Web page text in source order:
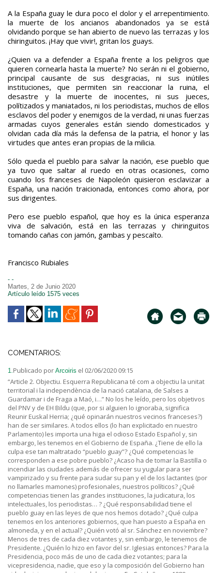
A la España guay le dura poco el dolor y el arrepentimiento.
la muerte de los ancianos abandonados ya se está
olvidando porque se han abierto de nuevo las terrazas y los
chiringuitos. ¡Hay que vivir!, gritan los guays.
¿Quien va a defender a España frente a los peligros que
quieren cornearla hasta la muerte? No serán ni el gobierno,
principal causante de sus desgracias, ni sus inútiles
instituciones, que permiten sin reaccionar la ruina, el
desastre y la muerte de inocentes, ni sus jueces,
polítizados y maniatados, ni los periodistas, muchos de ellos
esclavos del poder y enemigos de la verdad, ni unas fuerzas
armadas cuyos generales están siendo domesticados y
olvidan cada día más la defensa de la patria, el honor y las
virtudes que antes eran propias de la milicia.
Sólo queda el pueblo para salvar la nación, ese pueblo que
ya tuvo que saltar al ruedo en otras ocasiones, como
cuando los franceses de Napoleón quisieron esclavizar a
España, una nación traicionada, entonces como ahora, por
sus dirigentes.
Pero ese pueblo español, que hoy es la única esperanza
viva de salvación, está en las terrazas y chiringuitos
tomando cañas con jamón, gambas y pescaíto.
Francisco Rubiales
- -
Martes, 2 de Junio 2020
Artículo leído 1575 veces
COMENTARIOS:
1. Publicado por Arcoiris el 02/06/2020 09:15
“Article 2. Objectiu. Esquerra Republicana té com a objectiu la unitat
territorial i la independència de la nació catalana, de Salses a
Guardamar i de Fraga a Maó, i…” No los he leído, pero los objetivos
del PNV y de EH Bildu (que, por si alguien lo ignoraba, significa
Reunir Euskal Herria; ¿qué opinarán nuestros vecinos franceses?)
han de ser similares. A todos ellos (lo han explicitado en nuestro
Parlamento) les importa una higa el odioso Estado Español y, sin
embargo, les tenemos en el Gobierno de España. ¿Tiene de ello la
culpa ese tan maltratado “pueblo guay”? ¿Qué competencias le
corresponden a ese pobre pueblo? ¿Acaso ha de tomar la Bastilla o
incendiar las ciudades además de ofrecer su yugular para ser
vampirizado y su frente para sudar su pan y el de los lactantes (por
no llamarles mamones) profesionales, nuestros políticos? ¿Qué
competencias tienen las grandes instituciones, la judicatura, los
intelectuales, los periodistas… ? ¿Qué responsabilidad tiene el
pueblo guay en las leyes de que nos hemos dotado? ¿Qué culpa
tenemos en los anteriores gobiernos, que han puesto a España en
almoneda, y en el actual? ¿Quién votó al sr. Sánchez en noviembre?
Menos de tres de cada diez votantes y, sin embargo, le tenemos de
Presidente. ¿Quién lo hizo en favor del sr. Iglesias entonces? Para la
Presidencia, poco más de uno de cada diez votantes; para la
vicepresidencia, nadie, que eso y la composición del Gobierno han